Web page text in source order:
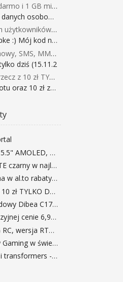
i 1 GB miesięcznie
osobowych
Pay (dawniej Android Pay)
:) Mój kod na 40
za darmo za przeniesienie numeru do Play NEXT
dziś (15.11.2
zł TYLKO DZISIAJ
oraz 10 zł za r
Homecare AICALL V8, 5.5" AMOLED, 4/128GB, Snapdragon 652, LTE, QC3.0, 3400mAh za 416zł
HTC U Ultra 4/64GB LTE czarny w najlepszej cenie na rynku 799 zł!!!
Wyprzedaż noworoczna w al.to rabaty do 72%
Home&you - 2 rzecz z 10 zł TYLKO DZISIAJ
Odkurzacz bezprzewodowy Dibea C17 za 77.99$ (~290zł)
Waga kuchenna w okazyjnej cenie 6,99$
Duży dron Syma X8HG RC, wersja RTF, kamera 8MP za 62$ (~233zł) - TomTop
Logitech G403 Prodigy Gaming w świetnej cenie 169 zł
zabawki my little pony i transformers -50%!